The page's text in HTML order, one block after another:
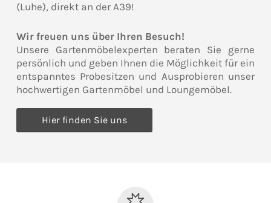
(Luhe), direkt an der A39!
Wir freuen uns über Ihren Besuch!
Unsere Gartenmöbelexperten beraten Sie gerne
persönlich und geben Ihnen die Möglichkeit für ein
entspanntes Probesitzen und Ausprobieren unser
hochwertigen Gartenmöbel und Loungemöbel.
Hier finden Sie uns